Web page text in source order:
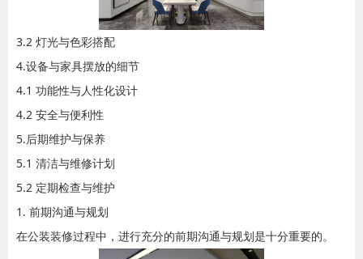
3.2 灯光与色彩搭配
4.设备与家具摆放的细节
4.1 功能性与人性化设计
4.2 安全与便利性
5.后期维护与保养
5.1 清洁与维修计划
5.2 定期检查与维护
1. 前期沟通与规划
在公装装修过程中，进行充分的前期沟通与规划是十分重要的。